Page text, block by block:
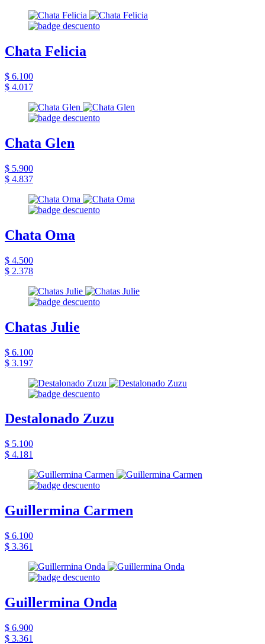
Chata Felicia
$ 6.100
$ 4.017
Chata Glen
$ 5.900
$ 4.837
Chata Oma
$ 4.500
$ 2.378
Chatas Julie
$ 6.100
$ 3.197
Destalonado Zuzu
$ 5.100
$ 4.181
Guillermina Carmen
$ 6.100
$ 3.361
Guillermina Onda
$ 6.900
$ 3.361